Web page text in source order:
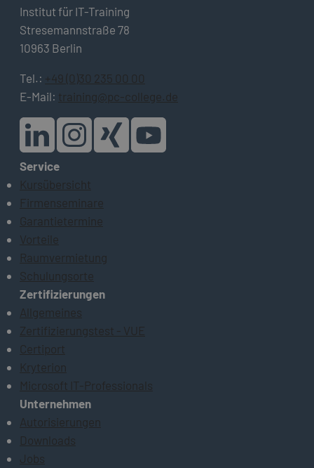
Institut für IT-Training
Stresemannstraße 78
10963 Berlin
Tel.: +49 (0)30 235 00 00
E-Mail: training@pc-college.de
Service
Kursübersicht
Firmenseminare
Garantietermine
Vorteile
Raumvermietung
Schulungsorte
Zertifizierungen
Allgemeines
Zertifizierungstest - VUE
Certiport
Kryterion
Microsoft IT-Professionals
Unternehmen
Autorisierungen
Downloads
Jobs